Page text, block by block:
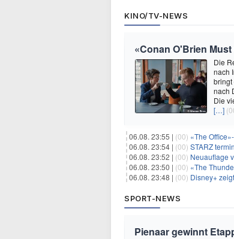
KINO/TV-NEWS
«Conan O'Brien
Die
nach
bringt
nach
Die
[…]
06.08. 23:55 | (00) «The
06.08. 23:54 | (00) STARZ
06.08. 23:52 | (00) Neuauflage
06.08. 23:50 | (00) «The
06.08. 23:48 | (00) Disney+
SPORT-NEWS
Pienaar gewinnt